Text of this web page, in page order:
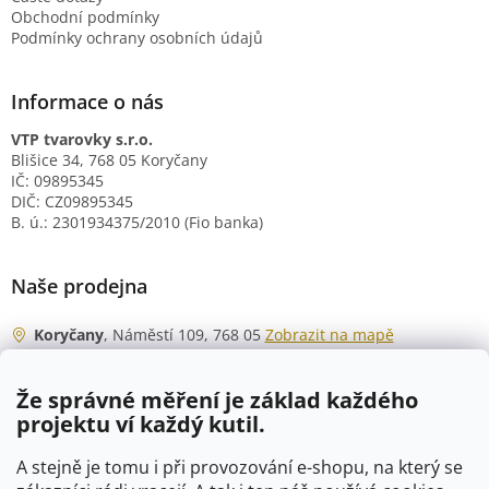
Že správné měření je základ každého
projektu ví každý kutil.
A stejně je tomu i při provozování e-shopu, na který se
Obchodní podmínky
Podmínky ochrany osobních údajů
Informace o nás
VTP tvarovky s.r.o.
Blišice 34, 768 05 Koryčany
IČ: 09895345
DIČ: CZ09895345
B. ú.: 2301934375/2010 (Fio banka)
Naše prodejna
Koryčany, Náměstí 109, 768 05 Zobrazit na mapě
Po - Čt
06:00 - 07:00
07:30 - 15:30
Pá
06:00 - 07:00
07:30 - 15:00